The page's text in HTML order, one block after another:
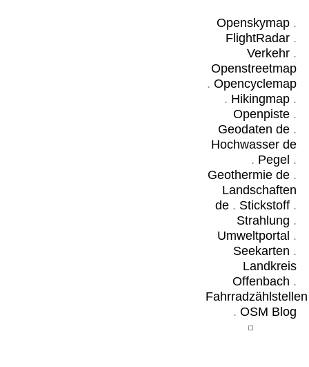
Openskymap.
FlightRadar.
Verkehr.
Openstreetmap
. Opencyclemap
. Hikingmap.
Openpiste.
Geodaten de.
Hochwasser de
. Pegel .
Geothermie de.
Landschaften
de. Stickstoff.
Strahlung .
Umweltportal .
Seekarten .
Landkreis
Offenbach .
Fahrradzählstellen
. OSM Blog